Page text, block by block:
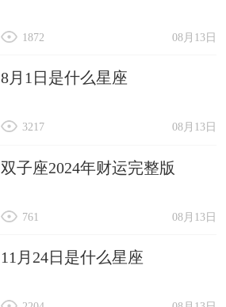
08月13日
1872
8月1日是什么星座
08月13日
3217
双子座2024年财运完整版
08月13日
761
11月24日是什么星座